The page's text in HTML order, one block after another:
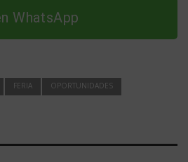
WhatsApp
FERIA
OPORTUNIDADES